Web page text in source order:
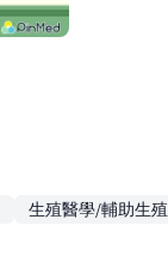
生殖醫學/輔助生殖